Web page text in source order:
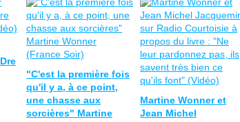
"C'est la première fois
qu'il y a, à ce point,
une chasse aux
sorcières" Martine
Martine Wonner et
Jean Michel